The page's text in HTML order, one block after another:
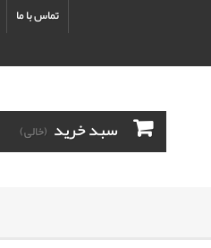
تماس با ما
سبد خرید (خالی)